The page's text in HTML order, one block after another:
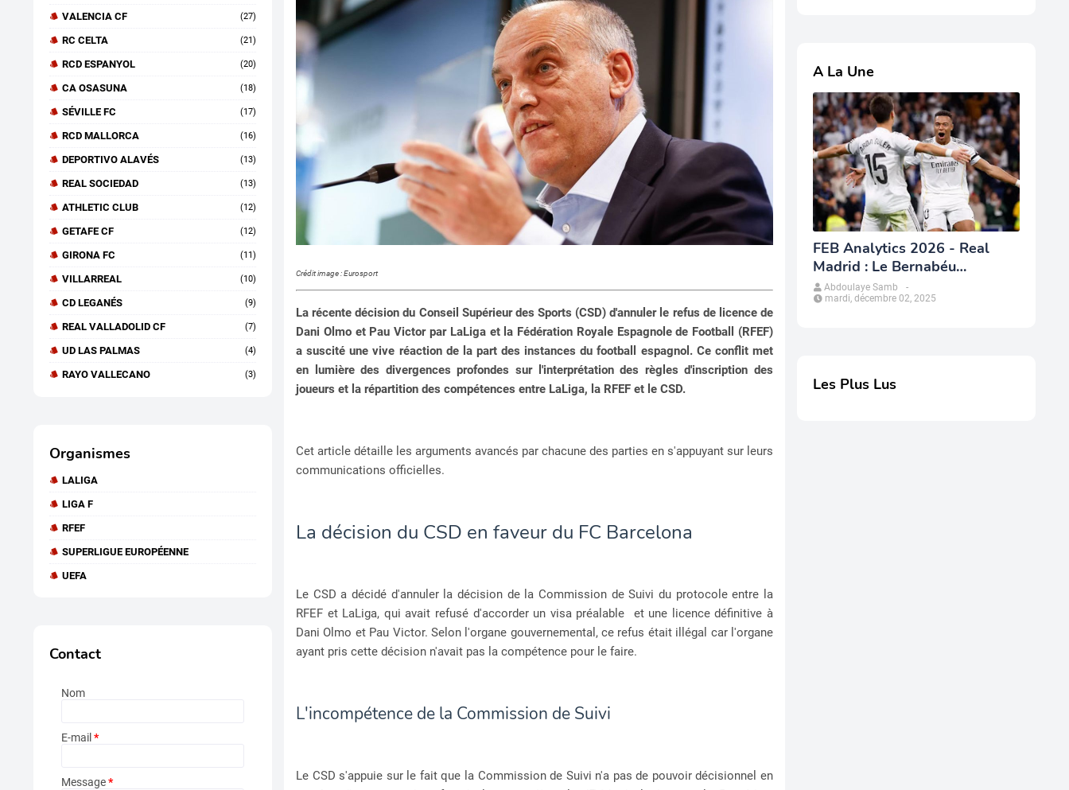
VALENCIA CF (27)
RC CELTA (21)
RCD ESPANYOL (20)
CA OSASUNA (18)
SÉVILLE FC (17)
RCD MALLORCA (16)
DEPORTIVO ALAVÉS (13)
REAL SOCIEDAD (13)
ATHLETIC CLUB (12)
GETAFE CF (12)
GIRONA FC (11)
VILLARREAL (10)
CD LEGANÉS (9)
REAL VALLADOLID CF (7)
UD LAS PALMAS (4)
RAYO VALLECANO (3)
Organismes
LALIGA
LIGA F
RFEF
SUPERLIGUE EUROPÉENNE
UEFA
Contact
Nom
E-mail *
Message*
Crédit image : Eurosport
La récente décision du Conseil Supérieur des Sports (CSD) d'annuler le refus de licence de
Dani Olmo et Pau Victor par LaLiga et la Fédération Royale Espagnole de Football (RFEF)
a suscité une vive réaction de la part des instances du football espagnol. Ce conflit met
en lumière des divergences profondes sur l'interprétation des règles d'inscription des
joueurs et la répartition des compétences entre LaLiga, la RFEF et le CSD.
Cet article détaille les arguments avancés par chacune des parties en s'appuyant sur leurs
communications officielles.
La décision du CSD en faveur du FC Barcelona
Le CSD a décidé d'annuler la décision de la Commission de Suivi du protocole entre la
RFEF et LaLiga, qui avait refusé d'accorder un visa préalable et une licence définitive à
Dani Olmo et Pau Victor. Selon l'organe gouvernemental, ce refus était illégal car l'organe
ayant pris cette décision n'avait pas la compétence pour le faire.
L'incompétence de la Commission de Suivi
Le CSD s'appuie sur le fait que la Commission de Suivi n'a pas de pouvoir décisionnel en
A La Une
FEB Analytics 2026 - Real
Madrid : Le Bernabéu
redessine le modèle
économique du club
Abdoulaye Samb
-
mardi, décembre 02, 2025
Les Plus Lus